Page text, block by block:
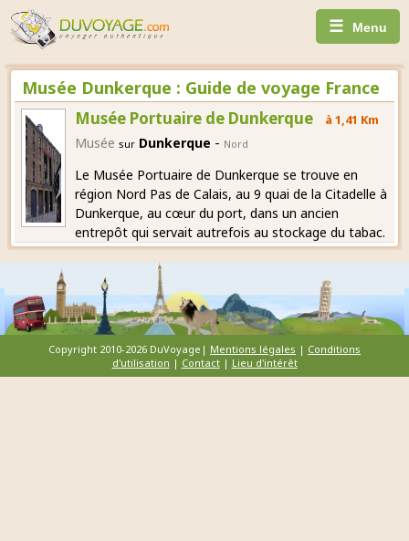
☰ Menu
Musée Dunkerque : Guide de voyage France
Musée Portuaire de Dunkerque à 1,41 Km
Musée sur Dunkerque - Nord
Le Musée Portuaire de Dunkerque se trouve en
région Nord Pas de Calais, au 9 quai de la Citadelle à
Dunkerque, au cœur du port, dans un ancien
entrepôt qui servait autrefois au stockage du tabac.
Copyright 2010-2026 DuVoyage| Mentions légales | Conditions
d'utilisation | Contact| Lieu d'intérêt